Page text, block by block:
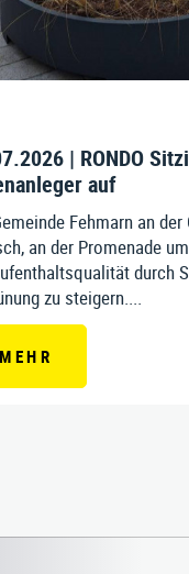
| RONDO
auf
Fehmarn an
an der Promenade
durch
zu steigern....
MEHR